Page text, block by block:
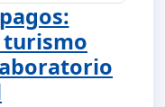
turismo